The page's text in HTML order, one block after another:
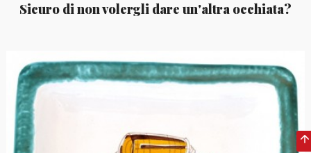
Sicuro di non volergli dare un'altra occhiata?